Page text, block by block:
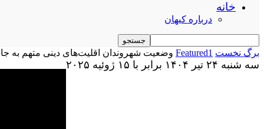
خانه
درباره کیهان
برگ نخست Featured1 وضعیت شهروندان اقلیت‌های دینی متهم به
سه شنبه ۲۴ تیر ۱۴۰۴ برابر با ۱۵ ژوئیه ۲۰۲۵